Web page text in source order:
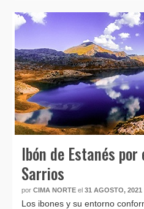
Ibón de Estanés
Sarrios
por CIMA NORTE el 31 AGOSTO, 2021
Los ibones y su entorno